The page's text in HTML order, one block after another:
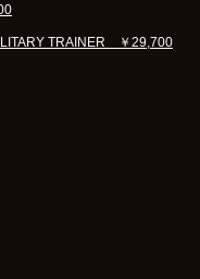
TRAINER ￥29,700